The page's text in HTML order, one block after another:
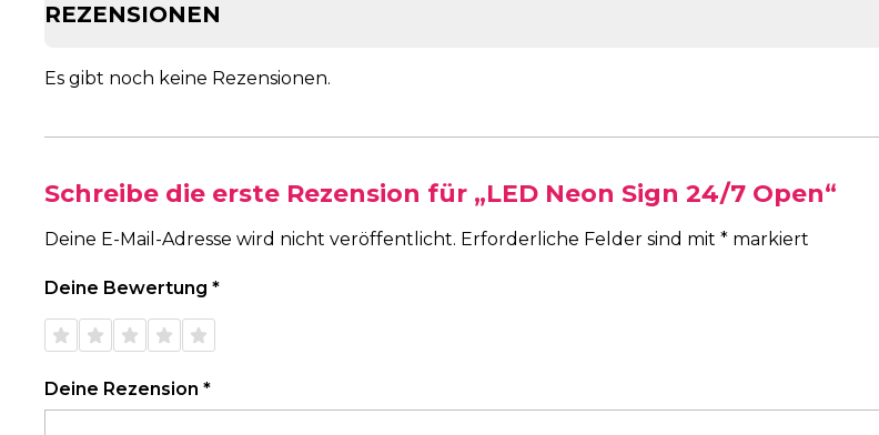
REZENSIONEN
Es gibt noch keine Rezensionen.
Schreibe die erste Rezension für „LED Neon Sign 24/7 Open“
Deine E-Mail-Adresse wird nicht veröffentlicht. Erforderliche Felder sind mit * markiert
Deine Bewertung *
1 von
5 Sternen
2 von
5 Sternen
3 von
5 Sternen
4 von
5 Sternen
5 von
5 Sternen
Deine Rezension *